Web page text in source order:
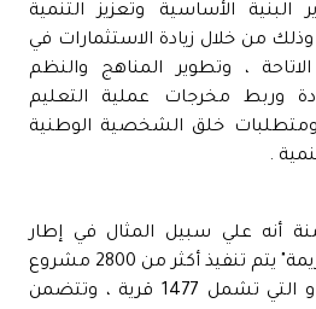
الأساسية وتعزيز التنمية
وذلك من خلال زيادة الاستثمارات في
، وتطوير المناهج والنظم
وربط مخرجات عملية التعليم
خلق الشخصية الوطنية
.
أنه علي سبيل المثال في إطار
المبادرة الرئاسية "حياة كريمة" يتم تنفيذ أكثر من 2800 مشروع
بالمرحلة الأولي للمبادرة و التي تشمل 1477 قرية ، وتتضمن